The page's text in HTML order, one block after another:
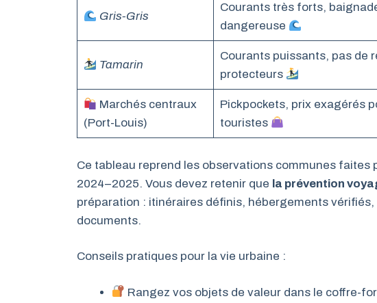
Gris-Gris
Courants très forts,
dangereuse
Tamarin
Courants puissants, pas de
protecteurs
Marchés centraux
(Port-Louis)
Pickpockets, prix exagérés
touristes
Ce tableau reprend les observations communes faites
2024–2025. Vous devez retenir que la prévention
préparation : itinéraires définis, hébergements
documents.
Conseils pratiques pour la vie urbaine :
Rangez vos objets de valeur dans le coffre-